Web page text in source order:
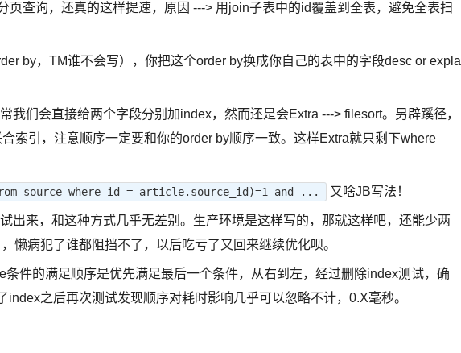
页查询，还真的这样提速，原因 ---> 用join子表中的id覆盖到全表，避免全表扫
by，TM谁不会写），你把这个order by换成你自己的表中的字段desc or expla
我们会直接给两个字段分别加index，然而还是会Extra ---> filesort。另辟蹊径，
索引，注意顺序一定要和你的order by顺序一致。这样Extra就只剩下where
source where id = article.source_id)=1 and ... 又啥JB写法！
出来，和这种方式几乎无差别。生产环境是这样写的，那就这样吧，还能少两
懒病犯了谁都阻挡不了，以后吃亏了又回来继续优化呗。
件的满足顺序是优先满足最后一个条件，从右到左，经过删除index测试，确
index之后再次测试发现顺序对耗时影响几乎可以忽略不计，0.X毫秒。